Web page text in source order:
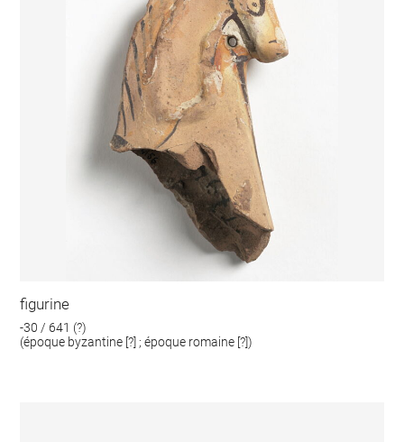
figurine
-30 / 641 (?)
(époque byzantine [?] ; époque romaine [?])